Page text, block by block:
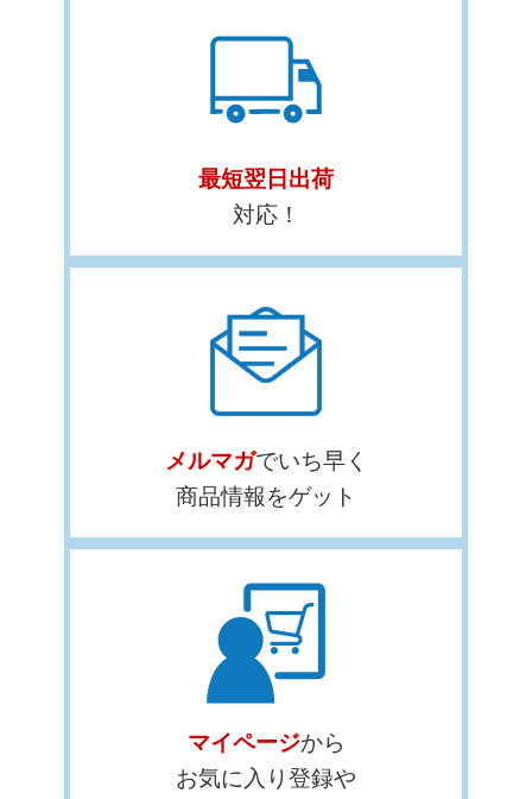
最短翌日出荷
対応！
メルマガでいち早く
商品情報をゲット
マイページから
お気に入り登録や